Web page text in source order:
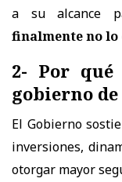
a su alcance
finalmente no
2- Por
gobierno
El Gobierno
inversiones,
otorgar mayor